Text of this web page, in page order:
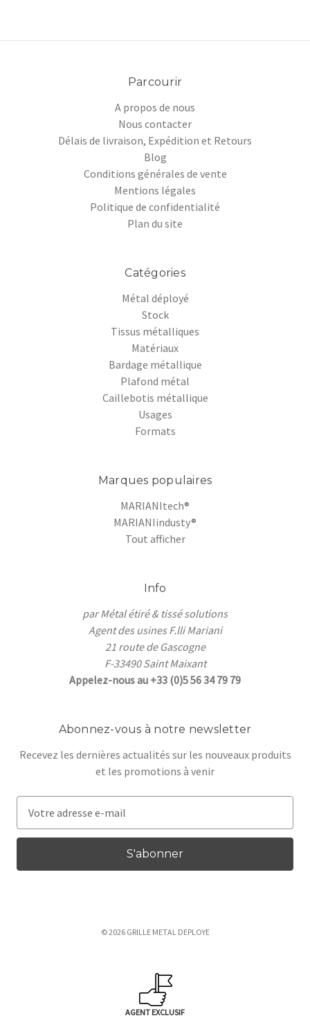
Parcourir
A propos de nous
Nous contacter
Délais de livraison, Expédition et Retours
Blog
Conditions générales de vente
Mentions légales
Politique de confidentialité
Plan du site
Catégories
Métal déployé
Stock
Tissus métalliques
Matériaux
Bardage métallique
Plafond métal
Caillebotis métallique
Usages
Formats
Marques populaires
MARIANItech®
MARIANIindusty®
Tout afficher
Info
par Métal étiré & tissé solutions
Agent des usines F.lli Mariani
21 route de Gascogne
F-33490 Saint Maixant
Appelez-nous au +33 (0)5 56 34 79 79
Abonnez-vous à notre newsletter
Recevez les dernières actualités sur les nouveaux produits
et les promotions à venir
r
s
© 2026 GRILLE METAL DEPLOYE
AGENT EXCLUSIF